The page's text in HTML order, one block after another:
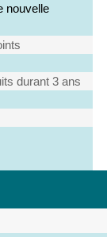
nouvelle
durant 3 ans